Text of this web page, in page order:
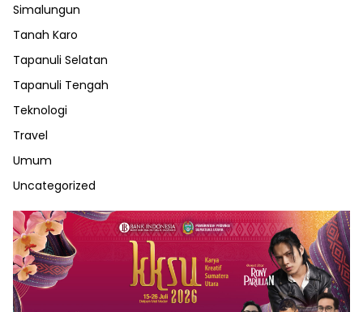
Simalungun
Tanah Karo
Tapanuli Selatan
Tapanuli Tengah
Teknologi
Travel
Umum
Uncategorized